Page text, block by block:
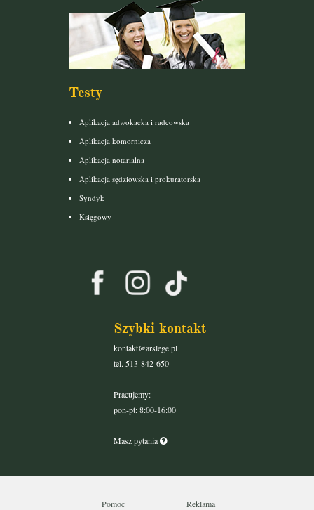
Testy
Aplikacja adwokacka i radcowska
Aplikacja komornicza
Aplikacja notarialna
Aplikacja sędziowska i prokuratorska
Syndyk
Księgowy
Szybki kontakt
kontakt@arslege.pl
tel. 513-842-650
Pracujemy:
pon-pt: 8:00-16:00
Masz pytania
Pomoc Reklama